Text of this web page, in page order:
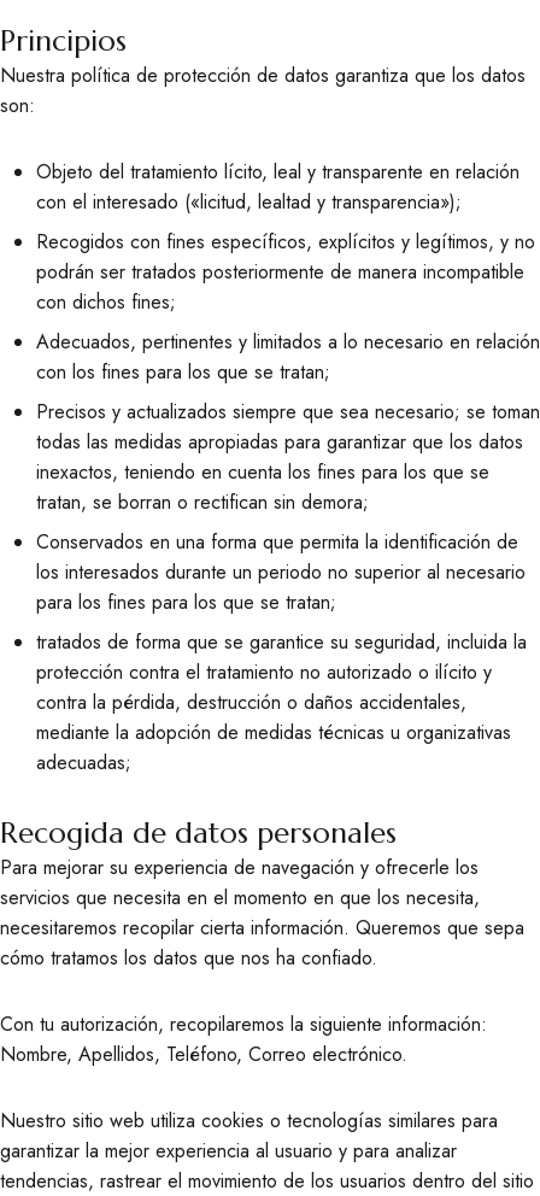
Principios
Nuestra política de protección de datos garantiza que los datos
son:
Objeto del tratamiento lícito, leal y transparente en relación
con el interesado («licitud, lealtad y transparencia»);
Recogidos con fines específicos, explícitos y legítimos, y no
podrán ser tratados posteriormente de manera incompatible
con dichos fines;
Adecuados, pertinentes y limitados a lo necesario en relación
con los fines para los que se tratan;
Precisos y actualizados siempre que sea necesario; se toman
todas las medidas apropiadas para garantizar que los datos
inexactos, teniendo en cuenta los fines para los que se
tratan, se borran o rectifican sin demora;
Conservados en una forma que permita la identificación de
los interesados durante un periodo no superior al necesario
para los fines para los que se tratan;
tratados de forma que se garantice su seguridad, incluida la
protección contra el tratamiento no autorizado o ilícito y
contra la pérdida, destrucción o daños accidentales,
mediante la adopción de medidas técnicas u organizativas
adecuadas;
Recogida de datos personales
Para mejorar su experiencia de navegación y ofrecerle los
servicios que necesita en el momento en que los necesita,
necesitaremos recopilar cierta información. Queremos que sepa
cómo tratamos los datos que nos ha confiado.
Con tu autorización, recopilaremos la siguiente información:
Nombre, Apellidos, Teléfono, Correo electrónico.
Nuestro sitio web utiliza cookies o tecnologías similares para
garantizar la mejor experiencia al usuario y para analizar
tendencias, rastrear el movimiento de los usuarios dentro del sitio